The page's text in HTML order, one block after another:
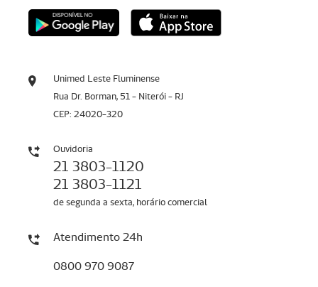
Unimed Leste Fluminense
Rua Dr. Borman, 51 - Niterói - RJ
CEP: 24020-320
Ouvidoria
21 3803-1120
21 3803-1121
de segunda a sexta, horário comercial
Atendimento 24h
0800 970 9087